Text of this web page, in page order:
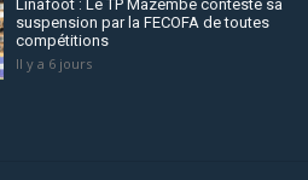
Linafoot : Le TP Mazembe conteste sa
suspension par la FECOFA de toutes
compétitions
Il y a 6 jours